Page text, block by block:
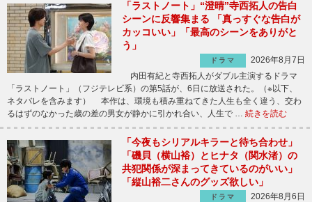
「ラストノート」“澄晴”寺西拓人の告白
シーンに反響集まる 「真っすぐな告白が
カッコいい」「最高のシーンをありがと
う」
ドラマ
2026年8月7日
内田有紀と寺西拓人がダブル主演するドラマ
「ラストノート」（フジテレビ系）の第5話が、6日に放送された。（※以下、
ネタバレを含みます） 本作は、環境も積み重ねてきた人生も全く違う、交わ
るはずのなかった歳の差の男女が静かに引かれ合い、人生で … 続きを読む
「今夜もシリアルキラーと待ち合わせ」
「磯貝（横山裕）とヒナタ（関水渚）の
共犯関係が深まってきているのがいい」
「縦山裕二さんのグッズ欲しい」
ドラマ
2026年8月6日